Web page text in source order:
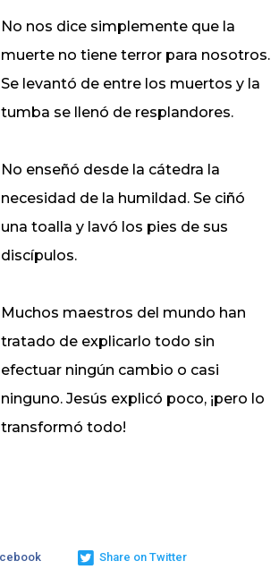
No nos dice simplemente que la
muerte no tiene terror para nosotros.
Se levantó de entre los muertos y la
tumba se llenó de resplandores.
No enseñó desde la cátedra la
necesidad de la humildad. Se ciñó
una toalla y lavó los pies de sus
discípulos.
Muchos maestros del mundo han
tratado de explicarlo todo sin
efectuar ningún cambio o casi
ninguno. Jesús explicó poco, ¡pero lo
transformó todo!
Share on Twitter